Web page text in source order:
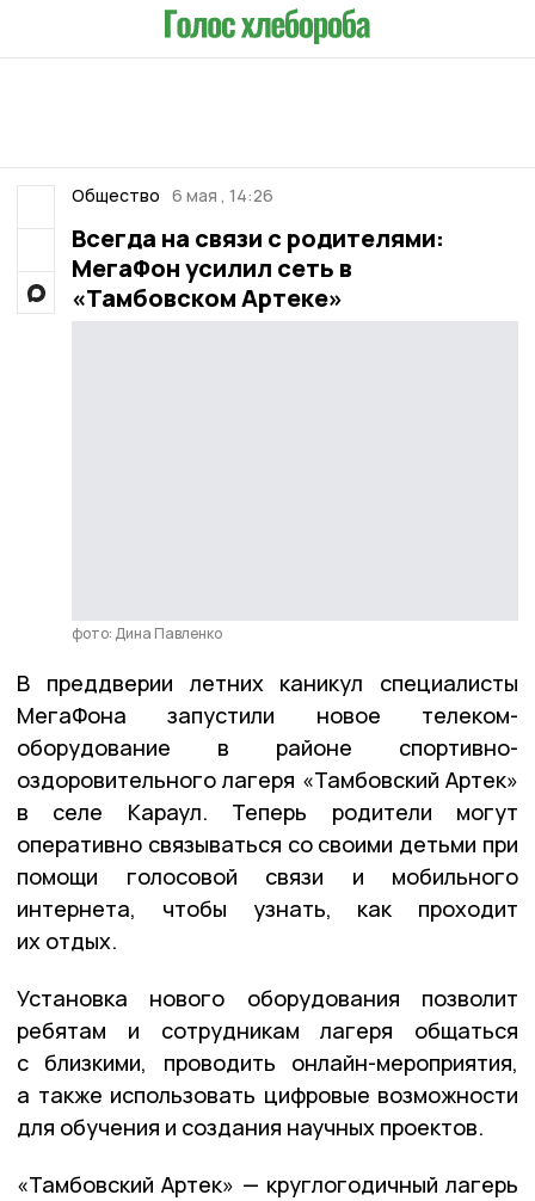
Общество 6 мая , 14:26
Всегда на связи с родителями:
МегаФон усилил сеть в
«Тамбовском Артеке»
фото: Дина Павленко
В преддверии летних каникул специалисты
МегаФона запустили новое телеком-
оборудование в районе спортивно-
оздоровительного лагеря «Тамбовский Артек»
в селе Караул. Теперь родители могут
оперативно связываться со своими детьми при
помощи голосовой связи и мобильного
интернета, чтобы узнать, как проходит
их отдых.
Установка нового оборудования позволит
ребятам и сотрудникам лагеря общаться
с близкими, проводить онлайн-мероприятия,
а также использовать цифровые возможности
для обучения и создания научных проектов.
«Тамбовский Артек» — круглогодичный лагерь